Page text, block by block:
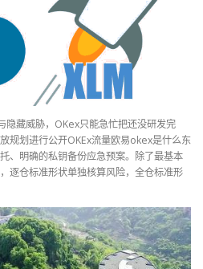
隐藏威胁，OKex只能急忙把还没研发完
规划进行公开OKEx流量欧易okex是什么东
、明确的私钥备份应急预案。除了最基本
逐仓标准形状单独核算风险，全仓标准形